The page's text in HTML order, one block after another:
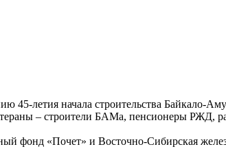
летия начала строительства Байкало-
– строители БАМа, пенсионеры РЖД,
фонд «Почет» и Восточно-Сибирская